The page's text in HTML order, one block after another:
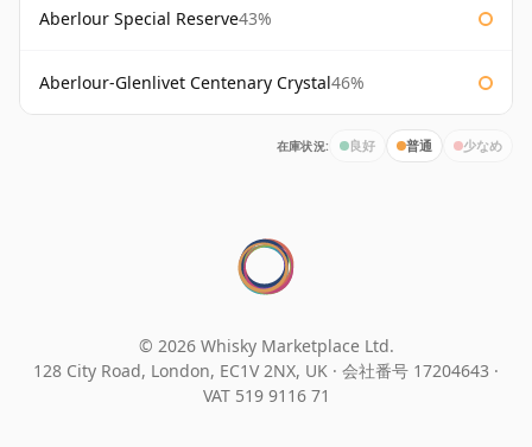
Aberlour Special Reserve43%
Aberlour-Glenlivet Centenary Crystal46%
在庫状況: 良好 普通 少なめ
© 2026 Whisky Marketplace Ltd.
128 City Road, London, EC1V 2NX, UK · 会社番号 17204643 ·
VAT 519 9116 71